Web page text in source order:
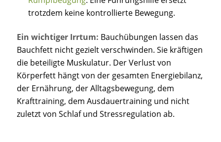
trotzdem keine kontrollierte Bewegung.
Ein wichtiger Irrtum: Bauchübungen lassen das
Bauchfett nicht gezielt verschwinden. Sie kräftigen
die beteiligte Muskulatur. Der Verlust von
Körperfett hängt von der gesamten Energiebilanz,
der Ernährung, der Alltagsbewegung, dem
Krafttraining, dem Ausdauertraining und nicht
zuletzt von Schlaf und Stressregulation ab.